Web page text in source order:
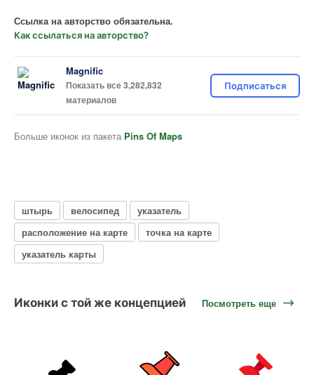
Ссылка на авторство обязательна.
Как ссылаться на авторство?
Magnific
Показать все 3,282,832
материалов
Подписаться
Больше иконок из пакета Pins Of Maps
штырь велосипед
указатель
расположение на карте
точка на карте
указатель карты
Иконки с той же концепцией Посмотреть еще